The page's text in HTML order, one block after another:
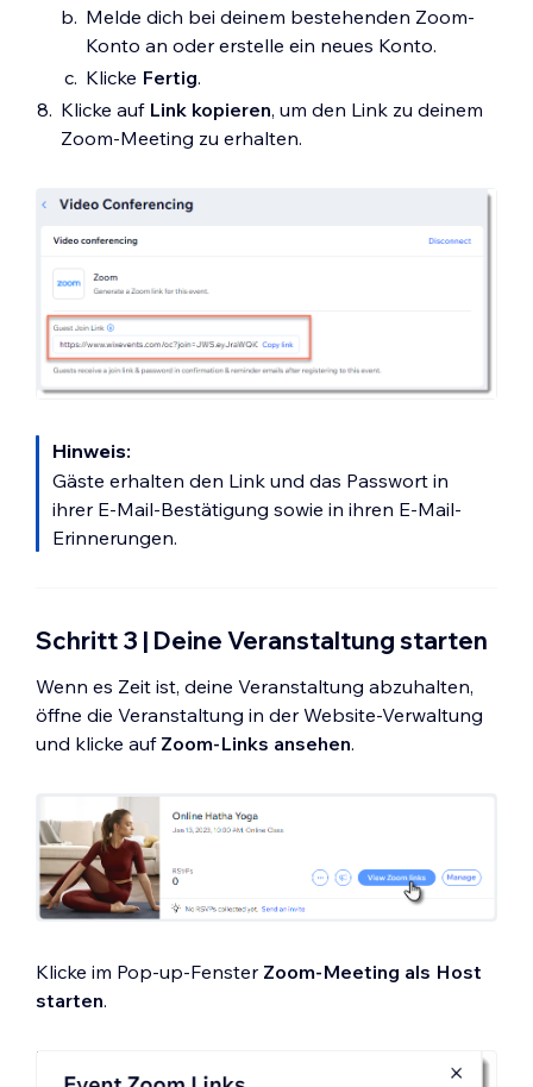
Melde dich bei deinem bestehenden Zoom-
Konto an oder erstelle ein neues Konto.
Klicke Fertig.
Klicke auf Link kopieren, um den Link zu deinem
Zoom-Meeting zu erhalten.
Hinweis:
Gäste erhalten den Link und das Passwort in
ihrer E-Mail-Bestätigung sowie in ihren E-Mail-
Erinnerungen.
Schritt 3 | Deine Veranstaltung starten
Wenn es Zeit ist, deine Veranstaltung abzuhalten,
öffne die Veranstaltung in der Website-Verwaltung
und klicke auf Zoom-Links ansehen.
Klicke im Pop-up-Fenster Zoom-Meeting als Host
starten.